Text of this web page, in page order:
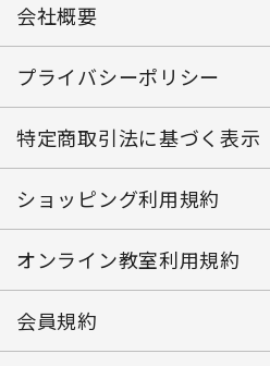
会社概要
プライバシーポリシー
特定商取引法に基づく表示
ショッピング利用規約
オンライン教室利用規約
会員規約